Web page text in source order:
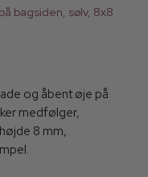
bagsiden, sølv, 8x8
og åbent øje på
medfølger,
8 mm,